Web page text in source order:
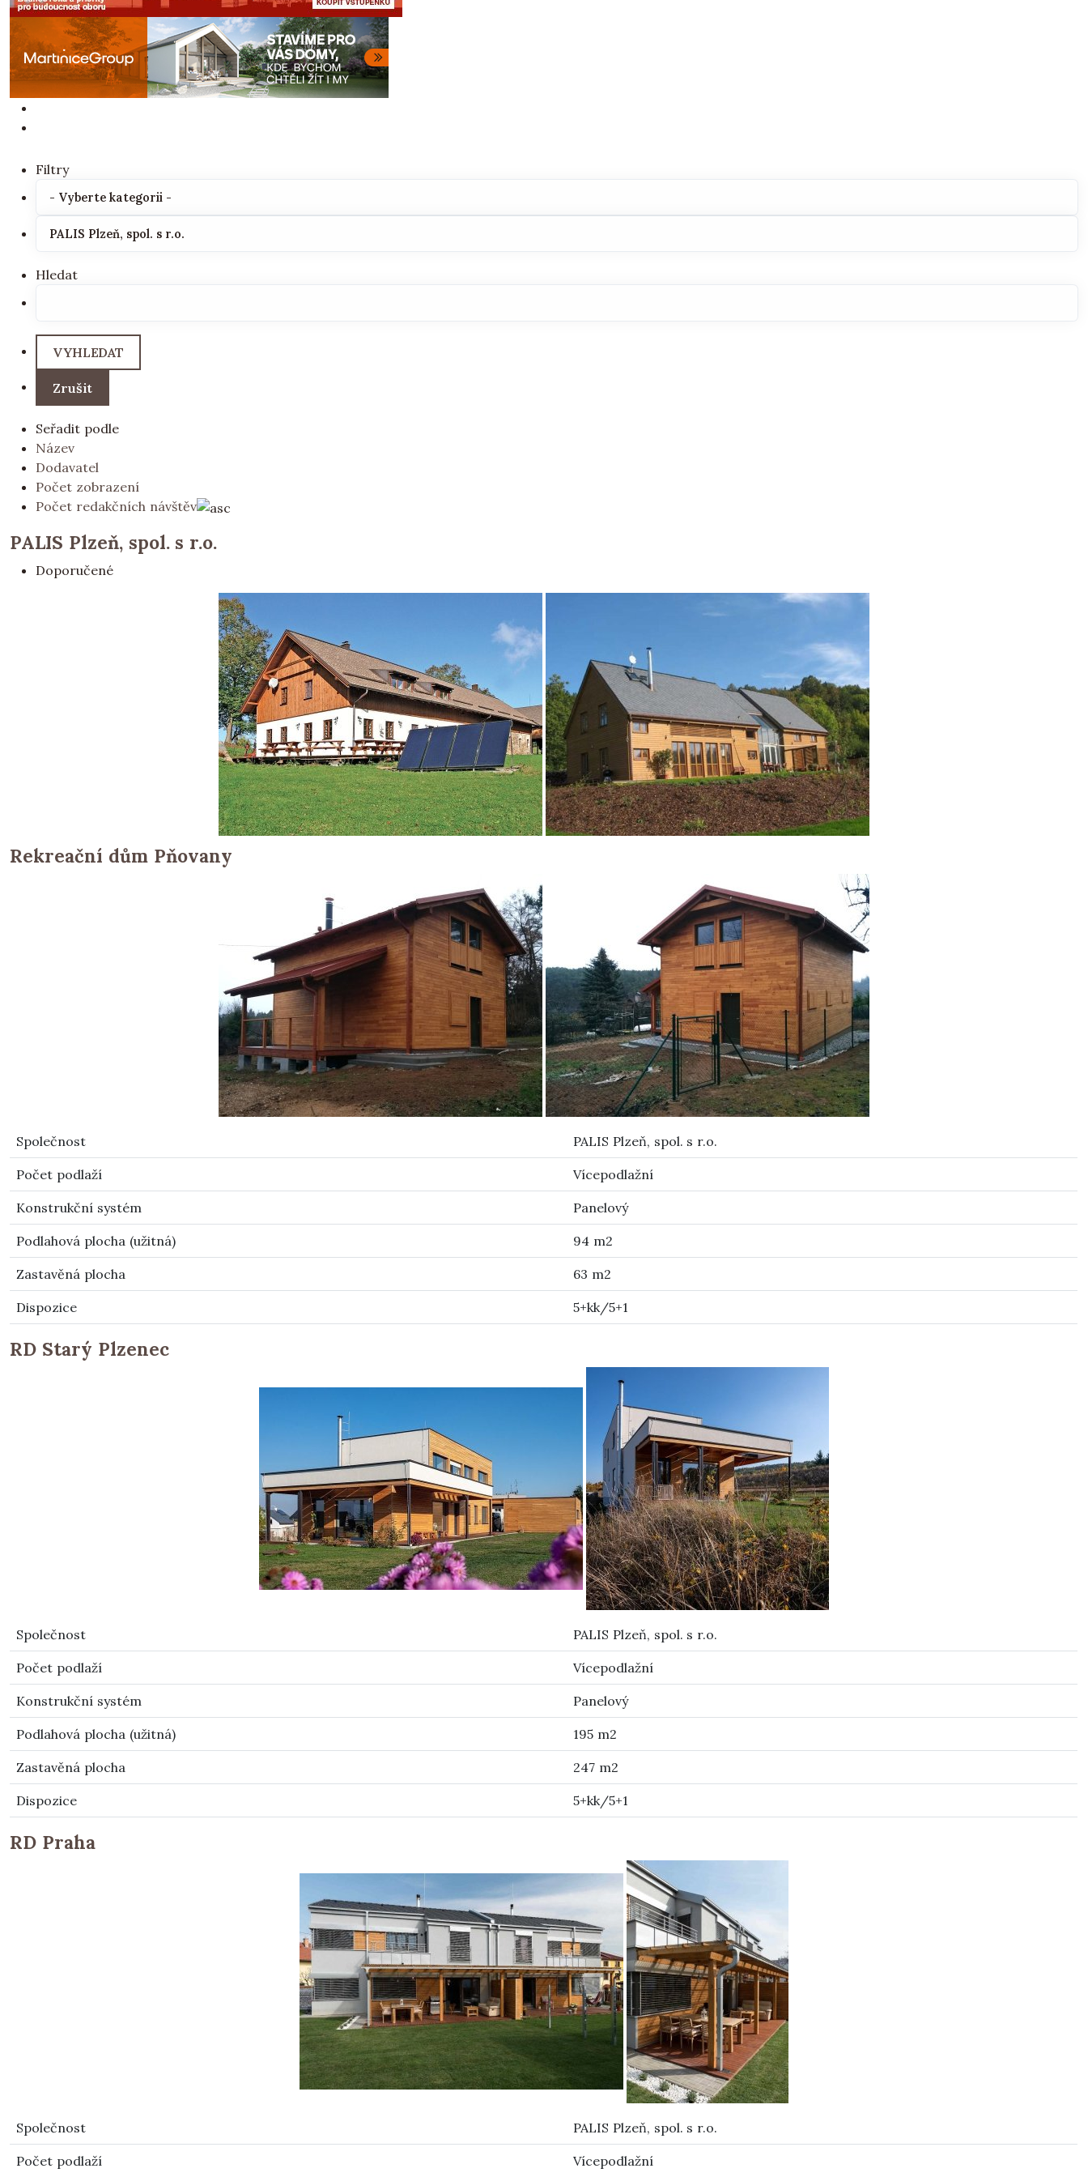
Filtry
Hledat
Seřadit podle
Název
Dodavatel
Počet zobrazení
Počet redakčních návštěv
PALIS Plzeň, spol. s r.o.
Doporučené
Rekreační dům Pňovany
Společnost PALIS Plzeň, spol. s r.o.
Počet podlaží Vícepodlažní
Konstrukční systém Panelový
Podlahová plocha (užitná) 94 m2
Zastavěná plocha 63 m2
Dispozice 5+kk/5+1
RD Starý Plzenec
Společnost PALIS Plzeň, spol. s r.o.
Počet podlaží Vícepodlažní
Konstrukční systém Panelový
Podlahová plocha (užitná) 195 m2
Zastavěná plocha 247 m2
Dispozice 5+kk/5+1
RD Praha
Společnost PALIS Plzeň, spol. s r.o.
Počet podlaží Vícepodlažní